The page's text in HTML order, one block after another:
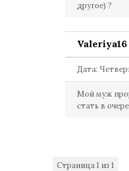
другое) ?
Valeriya16
Дата:
Мой муж
стать в
Страница1 из 1